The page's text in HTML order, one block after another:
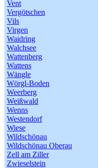
Vent
Vergötschen
Vils
Virgen
Waidring
Walchsee
Wattenberg
Wattens
Wängle
Wörgl-Boden
Weerberg
Weißwald
Wenns
Westendorf
Wiese
Wildschönau
Wildschönau Oberau
Zell am Ziller
Zwieselstein